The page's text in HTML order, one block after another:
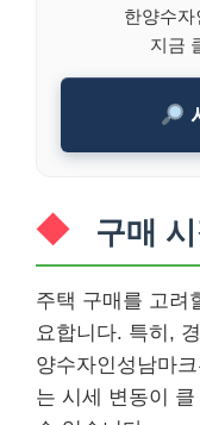
한양수
지금
구매
주택 구매를 고려
요합니다. 특히,
양수자인성남마
는 시세 변동이